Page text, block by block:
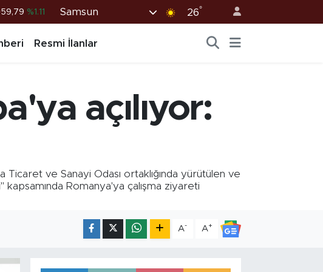
%0.18
%-14
%1.11
Samsun 26°
Resmi İlanlar
açılıyor:
ve Sanayi Odası ortaklığında yürütülen ve
Romanya'ya çalışma ziyareti
A- A+